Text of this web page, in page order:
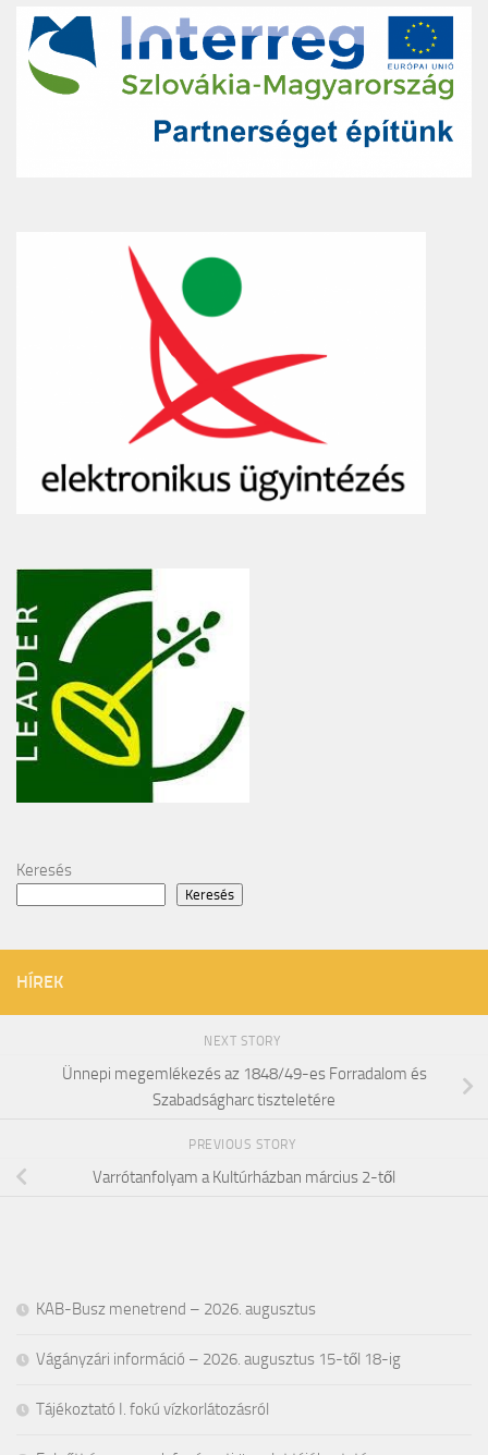
Keresés
Keresés
HÍREK
NEXT STORY
Ünnepi megemlékezés az 1848/49-es Forradalom és
Szabadságharc tiszteletére
PREVIOUS STORY
Varrótanfolyam a Kultúrházban március 2-től
KAB-Busz menetrend – 2026. augusztus
Vágányzári információ – 2026. augusztus 15-től 18-ig
Tájékoztató I. fokú vízkorlátozásról